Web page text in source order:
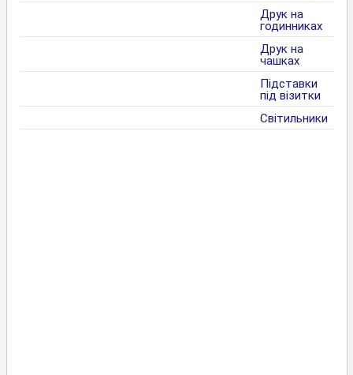
Друк на
годинниках
Друк на
чашках
Підставки
під візитки
Світильники